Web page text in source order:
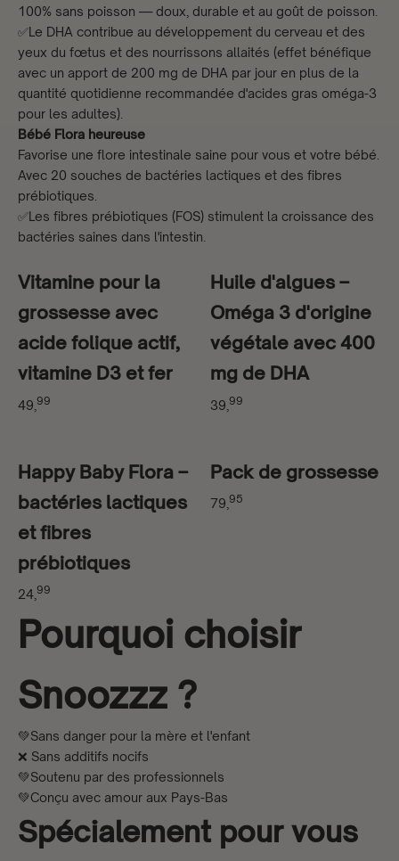
100% sans poisson — doux, durable et au goût de poisson.
✅Le DHA contribue au développement du cerveau et des
yeux du fœtus et des nourrissons allaités (effet bénéfique
avec un apport de 200 mg de DHA par jour en plus de la
quantité quotidienne recommandée d'acides gras oméga-3
pour les adultes).
Bébé Flora heureuse
Favorise une flore intestinale saine pour vous et votre bébé.
Avec 20 souches de bactéries lactiques et des fibres
prébiotiques.
✅Les fibres prébiotiques (FOS) stimulent la croissance des
bactéries saines dans l'intestin.
Vitamine pour la
grossesse avec
acide folique actif,
vitamine D3 et fer
49, 99
Huile d'algues –
Oméga 3 d'origine
végétale avec 400
mg de DHA
39, 99
Happy Baby Flora –
bactéries lactiques
et fibres
prébiotiques
24, 99
Pack de grossesse
79, 95
Pourquoi choisir
Snoozzz ?
💚Sans danger pour la mère et l'enfant
❌ Sans additifs nocifs
💚Soutenu par des professionnels
💚Conçu avec amour aux Pays-Bas
Spécialement pour vous